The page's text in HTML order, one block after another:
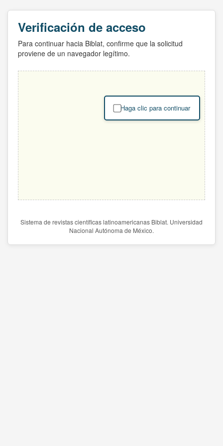
Verificación de acceso
Para continuar hacia Biblat, confirme que la solicitud
proviene de un navegador legítimo.
Haga clic para continuar
Sistema de revistas científicas latinoamericanas Biblat. Universidad
Nacional Autónoma de México.